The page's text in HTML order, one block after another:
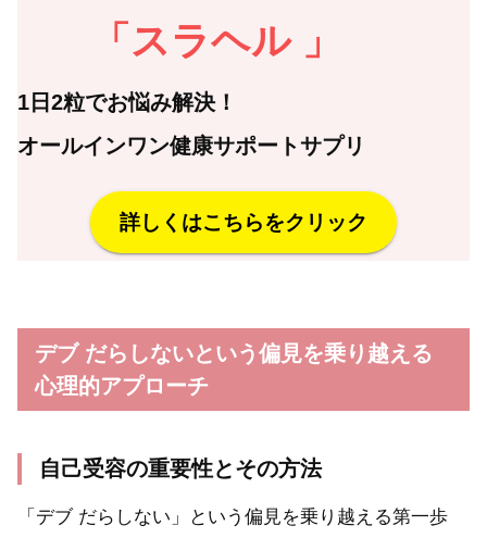
「 スラヘル 」
1日2粒でお悩み解決！
オールインワン健康サポートサプリ
詳しくはこちらをクリック
デブ だらしないという偏見を乗り越える
心理的アプローチ
自己受容の重要性とその方法
「デブ だらしない」という偏見を乗り越える第一歩